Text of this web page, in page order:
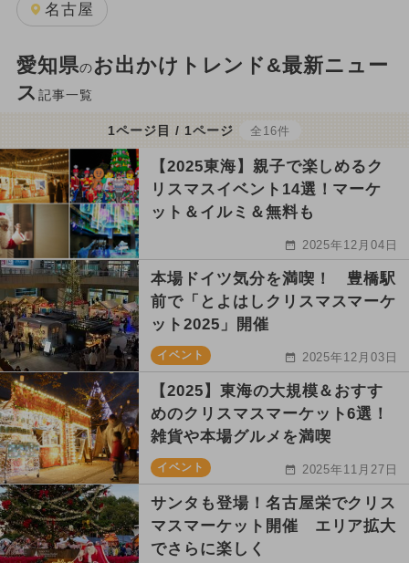
名古屋
愛知県のお出かけトレンド&最新ニュー
ス 記事一覧
1ページ目 / 1ページ 全16件
【2025東海】親子で楽しめるク
リスマスイベント14選！マーケ
ット＆イルミ＆無料も
2025年12月04日
本場ドイツ気分を満喫！ 豊橋駅
前で「とよはしクリスマスマーケ
ット2025」開催
イベント 2025年12月03日
【2025】東海の大規模＆おすす
めのクリスマスマーケット6選！
雑貨や本場グルメを満喫
イベント 2025年11月27日
サンタも登場！名古屋栄でクリス
マスマーケット開催 エリア拡大
でさらに楽しく